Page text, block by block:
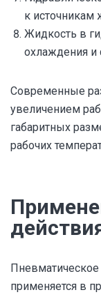
к
Жидкость в
охлаждения и
Современные
увеличением
габаритных
рабочих
применяется в